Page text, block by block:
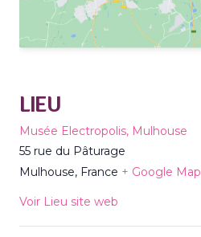
LIEU
Musée Electropolis, Mulhouse
55 rue du Pâturage
Mulhouse, France + Google Map
Voir Lieu site web